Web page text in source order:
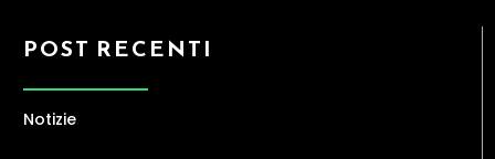
POST RECENTI
Notizie